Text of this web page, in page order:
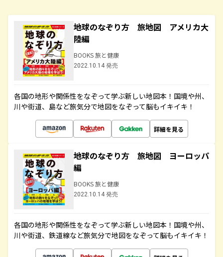
地球のなぞり方 旅地図 アメリカ大
陸編
BOOKS 旅と健康
2022.10.14 発売
各国の地形や関係性をなぞって学ぶ新しい地図本！国境や州、
川や街道、島など旅気分で地図をなぞって脳もイキイキ！
詳細を見る
地球のなぞり方 旅地図 ヨーロッパ
編
BOOKS 旅と健康
2022.10.14 発売
各国の地形や関係性をなぞって学ぶ新しい地図本！国境や州、
川や街道、鉄道線など旅気分で地図をなぞって脳もイキイキ！